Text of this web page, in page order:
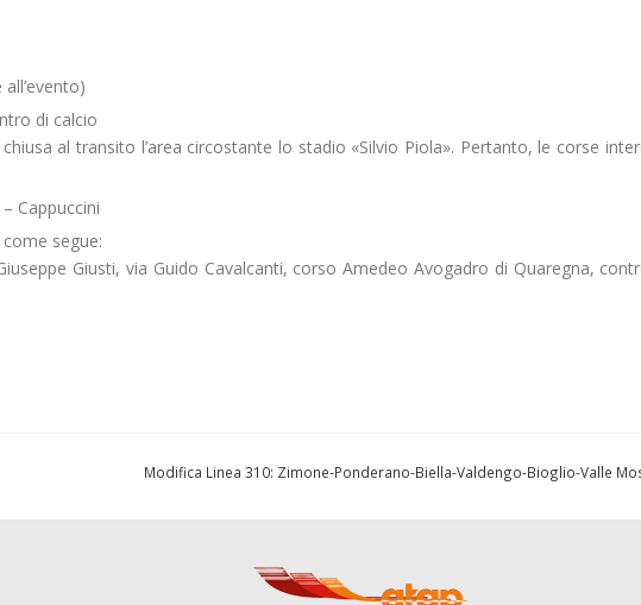
di calcio
al transito l’area circostante lo stadio «Silvio Piola». Pertanto, le corse
Cappuccini
segue:
Giusti, via Guido Cavalcanti, corso Amedeo Avogadro di Quaregna,
Modifica Linea 310: Zimone-Ponderano-Biella-Valdengo-Bioglio-Valle